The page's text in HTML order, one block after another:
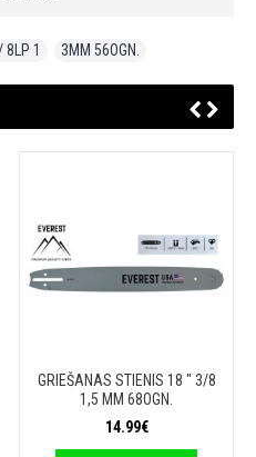
8LP 1 3MM 56OGN.
GRIEŠANAS STIENIS 18 ″ 3/8
1,5 MM 68OGN.
14.99€